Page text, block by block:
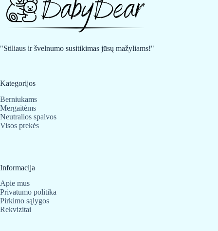
"Stiliaus ir švelnumo susitikimas jūsų mažyliams!"
Kategorijos
Berniukams
Mergaitėms
Neutralios spalvos
Visos prekės
Informacija
Apie mus
Privatumo politika
Pirkimo sąlygos
Rekvizitai